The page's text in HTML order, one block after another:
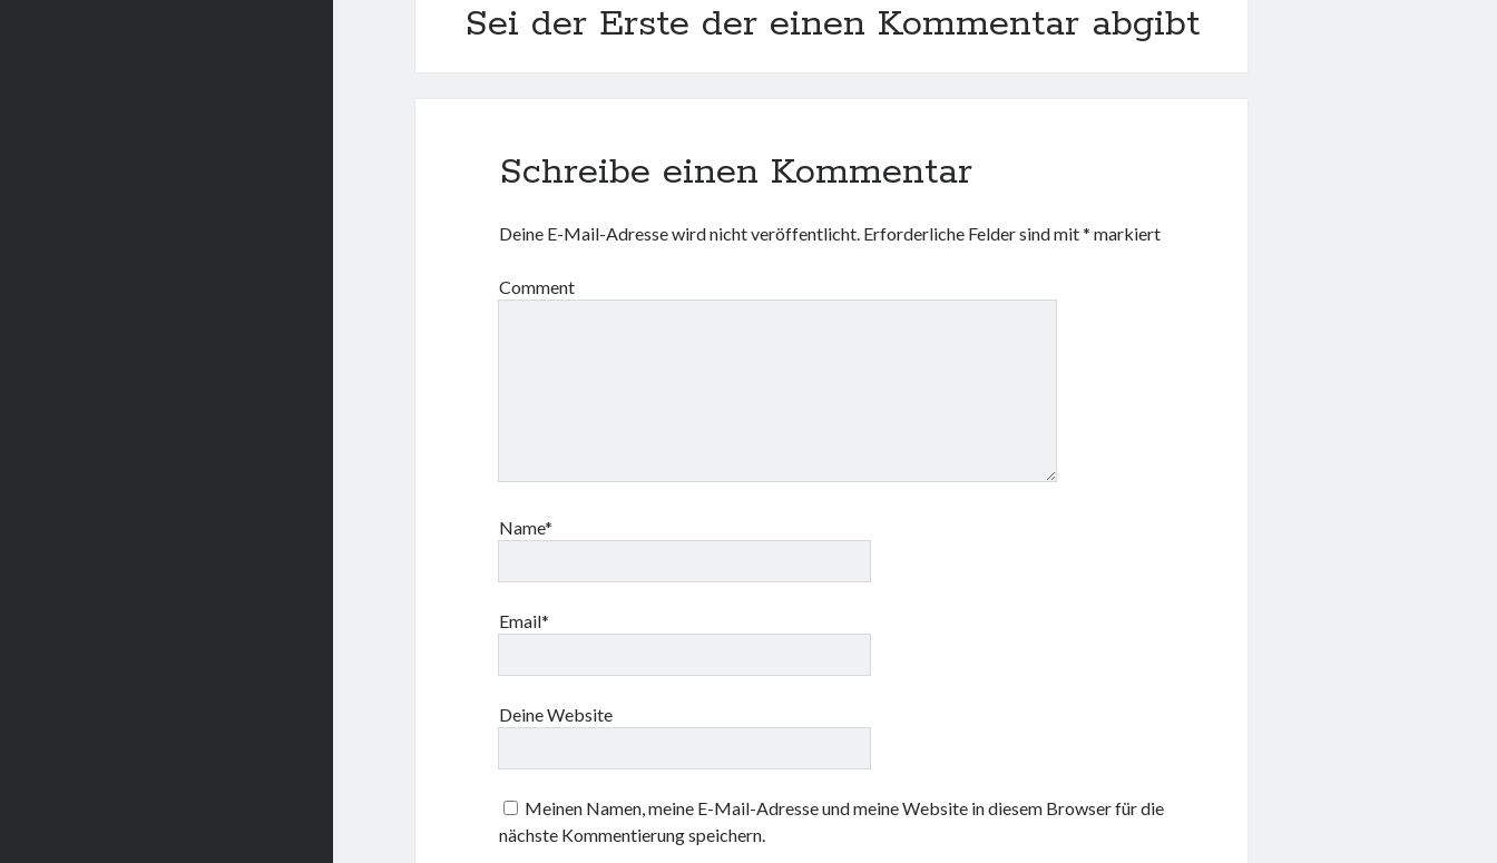
Sei der Erste der einen Kommentar abgibt
Schreibe einen Kommentar
Deine E-Mail-Adresse wird nicht veröffentlicht. Erforderliche Felder sind mit* markiert
Comment
Name*
Email*
Deine Website
Meinen Namen, meine E-Mail-Adresse und meine Website in diesem Browser für die
nächste Kommentierung speichern.